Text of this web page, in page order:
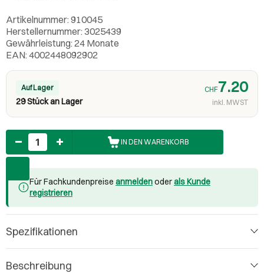
Artikelnummer: 910045
Herstellernummer: 3025439
Gewährleistung: 24 Monate
EAN: 4002448092902
Auf Lager
29 Stück an Lager
CHF7.20
inkl. MWST
Anzahl
IN DEN WARENKORB
Für Fachkundenpreise anmeldenoderals Kunde
registrieren
Spezifikationen
Beschreibung